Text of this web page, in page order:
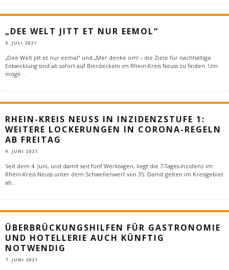
„DEE WELT JITT ET NUR EEMOL“
6. JULI 2021
„Dee Welt jitt et nur eemal“ und „Mer denke öm! – die Ziele für nachhaltige
Entwicklung sind ab sofort auf Bierdeckeln im Rhein-Kreis Neuss zu finden. Um
mögli...
RHEIN-KREIS NEUSS IN INZIDENZSTUFE 1:
WEITERE LOCKERUNGEN IN CORONA-REGELN
AB FREITAG
9. JUNI 2021
Seit dem 4. Juni, und damit seit fünf Werktagen, liegt die 7-Tages-Inzidenz im
Rhein-Kreis Neuss unter dem Schwellenwert von 35. Damit gelten im Kreisgebiet
ab...
ÜBERBRÜCKUNGSHILFEN FÜR GASTRONOMIE
UND HOTELLERIE AUCH KÜNFTIG
NOTWENDIG
7. JUNI 2021